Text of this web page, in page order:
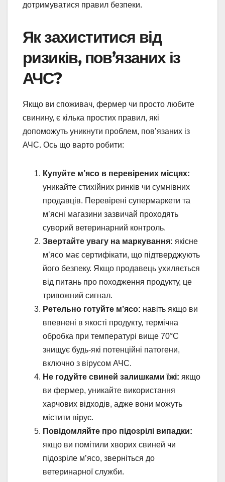
дотримуватися правил безпеки.
Як захиститися від
ризиків, пов’язаних із
АЧС?
Якщо ви споживач, фермер чи просто любите
свинину, є кілька простих правил, які
допоможуть уникнути проблем, пов’язаних із
АЧС. Ось що варто робити:
Купуйте м’ясо в перевірених місцях:
уникайте стихійних ринків чи сумнівних
продавців. Перевірені супермаркети та
м’ясні магазини зазвичай проходять
суворий ветеринарний контроль.
Звертайте увагу на маркування: якісне
м’ясо має сертифікати, що підтверджують
його безпеку. Якщо продавець ухиляється
від питань про походження продукту, це
тривожний сигнал.
Ретельно готуйте м’ясо: навіть якщо ви
впевнені в якості продукту, термічна
обробка при температурі вище 70°C
знищує будь-які потенційні патогени,
включно з вірусом АЧС.
Не годуйте свиней залишками їжі: якщо
ви фермер, уникайте використання
харчових відходів, адже вони можуть
містити вірус.
Повідомляйте про підозрілі випадки:
якщо ви помітили хворих свиней чи
підозріле м’ясо, зверніться до
ветеринарної служби.